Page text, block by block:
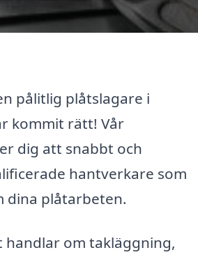
pålitlig plåtslagare i
kommit rätt! Vår
dig att snabbt och
hantverkare som
dina plåtarbeten.
handlar om takläggning,